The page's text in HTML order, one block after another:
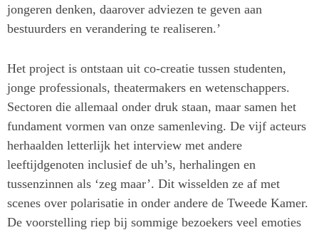
jongeren denken, daarover adviezen te geven aan
bestuurders en verandering te realiseren.’
Het project is ontstaan uit co-creatie tussen studenten,
jonge professionals, theatermakers en wetenschappers.
Sectoren die allemaal onder druk staan, maar samen het
fundament vormen van onze samenleving. De vijf acteurs
herhaalden letterlijk het interview met andere
leeftijdgenoten inclusief de uh’s, herhalingen en
tussenzinnen als ‘zeg maar’. Dit wisselden ze af met
scenes over polarisatie in onder andere de Tweede Kamer.
De voorstelling riep bij sommige bezoekers veel emoties